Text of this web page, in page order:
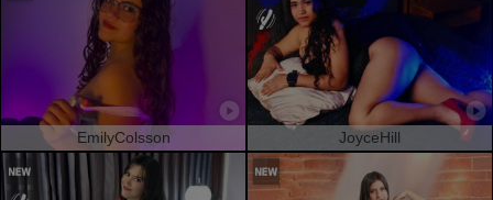
EmilyColsson JoyceHill